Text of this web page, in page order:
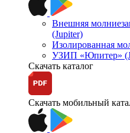
Внешняя
(Jupiter)
Изолированная
УЗИП «Юпитер»
Скачать каталог
Скачать мобильный